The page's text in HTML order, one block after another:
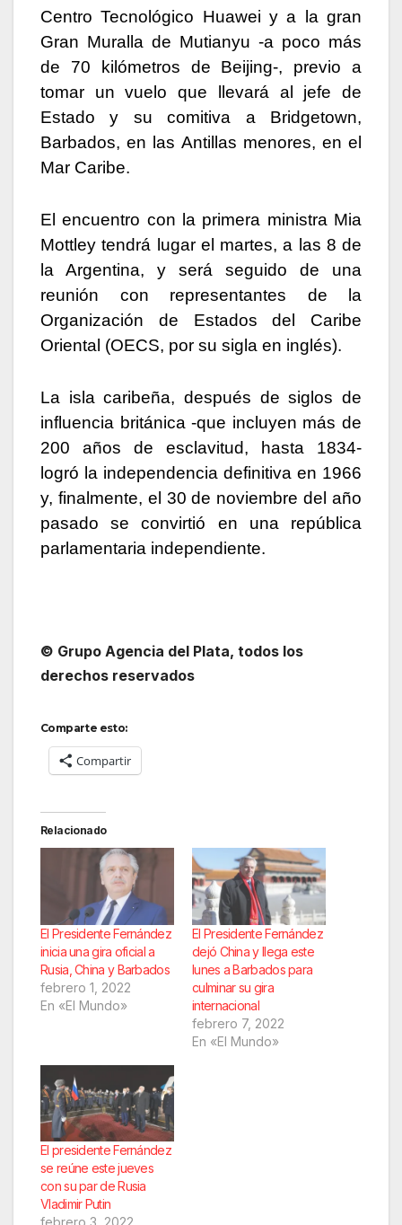
Centro Tecnológico Huawei y a la gran
Gran Muralla de Mutianyu -a poco más
de 70 kilómetros de Beijing-, previo a
tomar un vuelo que llevará al jefe de
Estado y su comitiva a Bridgetown,
Barbados, en las Antillas menores, en el
Mar Caribe.
El encuentro con la primera ministra Mia
Mottley tendrá lugar el martes, a las 8 de
la Argentina, y será seguido de una
reunión con representantes de la
Organización de Estados del Caribe
Oriental (OECS, por su sigla en inglés).
La isla caribeña, después de siglos de
influencia británica -que incluyen más de
200 años de esclavitud, hasta 1834-
logró la independencia definitiva en 1966
y, finalmente, el 30 de noviembre del año
pasado se convirtió en una república
parlamentaria independiente.
© Grupo Agencia del Plata, todos los
derechos reservados
Comparte esto:
Compartir
Relacionado
El Presidente Fernández
inicia una gira oficial a
Rusia, China y Barbados
febrero 1, 2022
En «El Mundo»
El Presidente Fernández
dejó China y llega este
lunes a Barbados para
culminar su gira
internacional
febrero 7, 2022
En «El Mundo»
El presidente Fernández
se reúne este jueves
con su par de Rusia
Vladimir Putin
febrero 3, 2022